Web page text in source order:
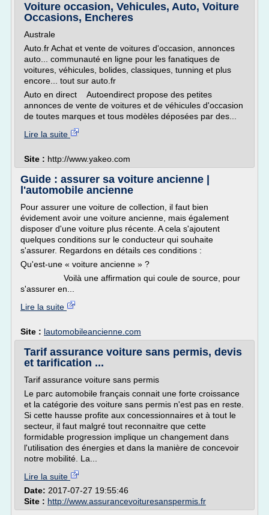
Voiture occasion, Vehicules, Auto, Voiture
Occasions, Encheres
Australe
Auto.fr Achat et vente de voitures d'occasion, annonces
auto... communauté en ligne pour les fanatiques de
voitures, véhicules, bolides, classiques, tunning et plus
encore... tout sur auto.fr
Auto en direct Autoendirect propose des petites
annonces de vente de voitures et de véhicules d'occasion
de toutes marques et tous modèles déposées par des...
Lire la suite
Site : http://www.yakeo.com
Guide : assurer sa voiture ancienne |
l'automobile ancienne
Pour assurer une voiture de collection, il faut bien
évidement avoir une voiture ancienne, mais également
disposer d'une voiture plus récente. A cela s'ajoutent
quelques conditions sur le conducteur qui souhaite
s'assurer. Regardons en détails ces conditions :
Qu'est-une « voiture ancienne » ?
Voilà une affirmation qui coule de source, pour
s'assurer en...
Lire la suite
Site : lautomobileancienne.com
Tarif assurance voiture sans permis, devis
et tarification ...
Tarif assurance voiture sans permis
Le parc automobile français connait une forte croissance
et la catégorie des voiture sans permis n'est pas en reste.
Si cette hausse profite aux concessionnaires et à tout le
secteur, il faut malgré tout reconnaitre que cette
formidable progression implique un changement dans
l'utilisation des énergies et dans la manière de concevoir
notre mobilité. La...
Lire la suite
Date: 2017-07-27 19:55:46
Site : http://www.assurancevoituresanspermis.fr